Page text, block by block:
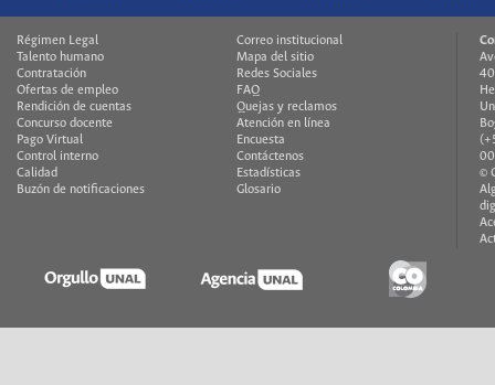
Régimen Legal
Talento humano
Contratación
Ofertas de empleo
Rendición de cuentas
Concurso docente
Pago Virtual
Control interno
Calidad
Buzón de notificaciones
Correo institucional
Mapa del sitio
Redes Sociales
FAQ
Quejas y reclamos
Atención en línea
Encuesta
Contáctenos
Estadísticas
Glosario
©